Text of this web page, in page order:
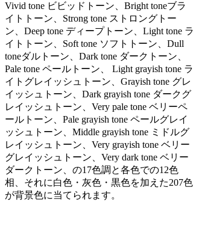
Vivid tone ビビッドトーン、Bright toneブラ
イトトーン、Strong tone ストロングトー
ン、Deep tone ディープトーン、Light tone ラ
イトトーン、Soft tone ソフトトーン、Dull
toneダルトーン、Dark tone ダークトーン、
Pale tone ペールトーン、 Light grayish tone ラ
イトグレイッシュトーン、Grayish tone グレ
イッシュトーン、Dark grayish tone ダークグ
レイッシュトーン、Very pale tone ベリーペ
ールトーン、Pale grayish tone ペールグレイ
ッシュトーン、Middle grayish tone ミドルグ
レイッシュトーン、Very grayish tone ベリー
グレイッシュトーン、Very dark tone ベリー
ダークトーン、の17色調と各色での12色
相、それに白色・灰色・黒色を加えた207色
が背景色に当てられます。